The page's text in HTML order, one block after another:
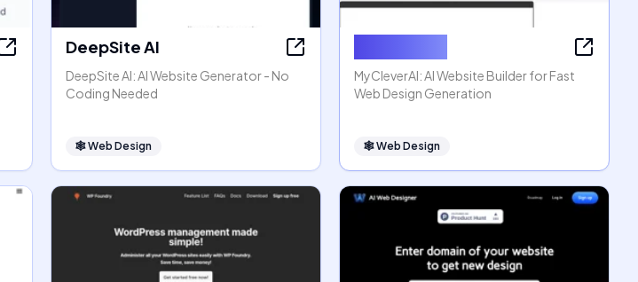
DeepSite AI
DeepSite AI: AI Website Generator - No
Coding Needed
🕸Web Design
MyCleverAI: AI Website Builder for Fast
Web Design Generation
🕸Web Design